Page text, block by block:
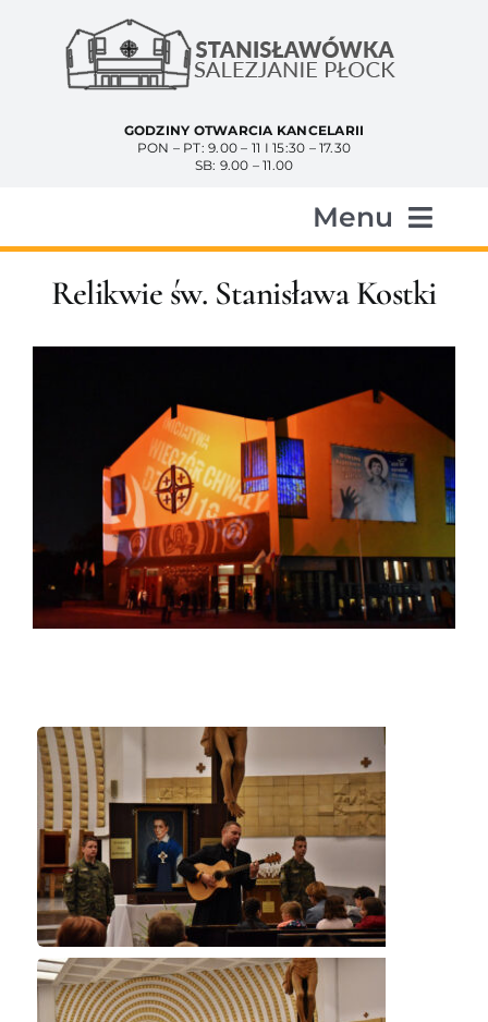
zawartości
GODZINY OTWARCIA KANCELARII
PON – PT: 9.00 – 11 I 15:30 – 17.30
SB: 9.00 – 11.00
Menu
Start
Aktualności
Duszpasterze
Grupy parafialne
Kancelaria
Kontakt
Relikwie św. Stanisława Kostki